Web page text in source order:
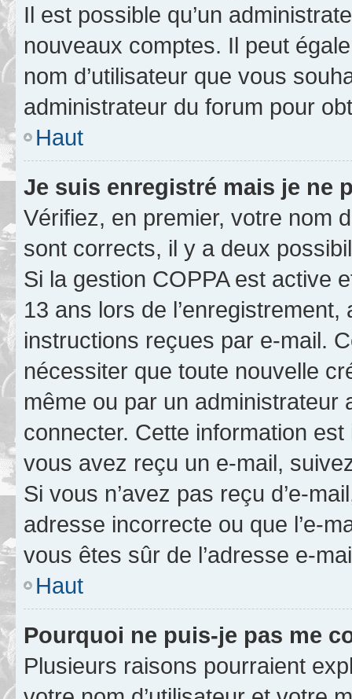
Il est possible qu’un
nouveaux comptes. Il peut
nom d’utilisateur que vous
administrateur du forum pour
Haut
Je suis enregistré mais je ne
Vérifiez, en premier, votre nom
sont corrects, il y a deux
Si la gestion COPPA est active
13 ans lors de
instructions reçues par e-mail.
nécessiter que toute nouvelle
même ou par un
connecter. Cette information
vous avez reçu un e-mail,
Si vous n’avez pas reçu d’e-
adresse incorrecte ou que l’e-
vous êtes sûr de l’adresse e-
Haut
Pourquoi ne puis-je pas me
Plusieurs raisons pourraient